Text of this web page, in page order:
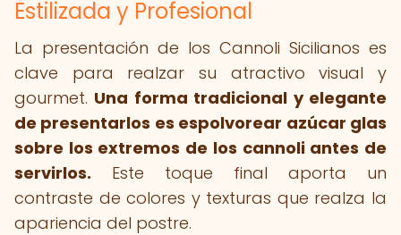
Estilizada y Profesional
La presentación de los Cannoli Sicilianos es
clave para realzar su atractivo visual y
gourmet. Una forma tradicional y elegante
de presentarlos es espolvorear azúcar glas
sobre los extremos de los cannoli antes de
servirlos. Este toque final aporta un
contraste de colores y texturas que realza la
apariencia del postre.